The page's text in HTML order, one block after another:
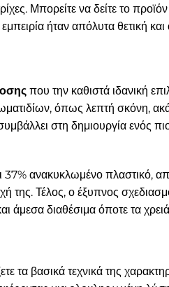
Μπορείτε να δείτε το προϊόν
ήταν απόλυτα θετική
που την καθιστά ιδανική
όπως λεπτή σκόνη,
στη δημιουργία ενός
ανακυκλωμένο πλαστικό,
της. Τέλος, ο έξυπνος
διαθέσιμα όποτε τα
τα βασικά τεχνικά της